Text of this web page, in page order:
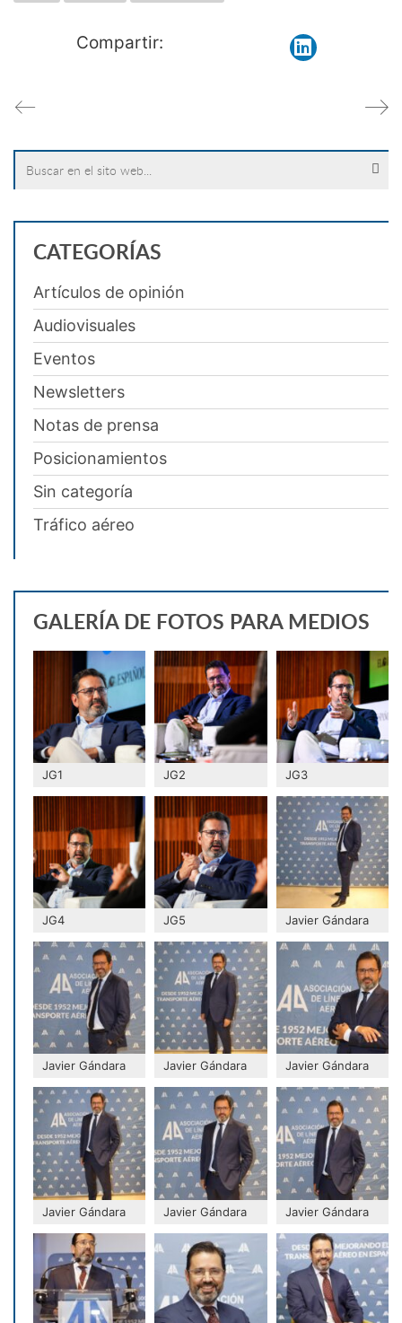
Compartir:
for:
CATEGORÍAS
Artículos de opinión
Audiovisuales
Eventos
Newsletters
Notas de prensa
Posicionamientos
Sin categoría
Tráfico aéreo
GALERÍA DE FOTOS PARA MEDIOS
JG1 JG2 JG3
JG4 JG5 Javier Gándara
Javier Gándara Javier Gándara Javier Gándara
Javier Gándara Javier Gándara Javier Gándara